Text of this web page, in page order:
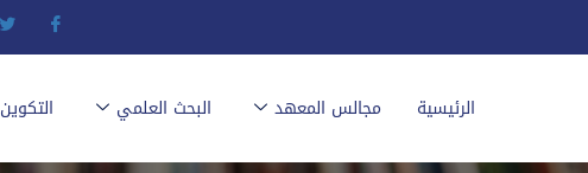
الرئيسية مجالس المعهد البحث العلمي التكوين